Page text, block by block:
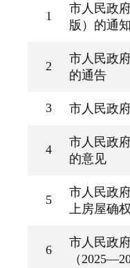
1
市人民政
版）的通知
2
市人民政
的通告
3 市人民政
4
市人民政
的意见
5
市人民政
上房屋确
6
市人民政
（